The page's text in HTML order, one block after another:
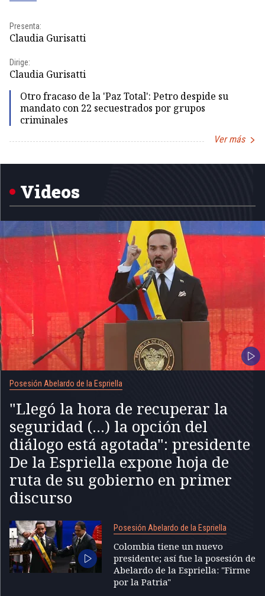
Presenta:
Claudia Gurisatti
Dirige:
Claudia Gurisatti
Otro fracaso de la 'Paz Total': Petro despide su
mandato con 22 secuestrados por grupos
criminales
Ver más
Videos
Posesión Abelardo de la Espriella
"Llegó la hora de recuperar la
seguridad (...) la opción del
diálogo está agotada": presidente
De la Espriella expone hoja de
ruta de su gobierno en primer
discurso
Posesión Abelardo de la Espriella
Colombia tiene un nuevo
presidente; así fue la posesión de
Abelardo de la Espriella: "Firme
por la Patria"